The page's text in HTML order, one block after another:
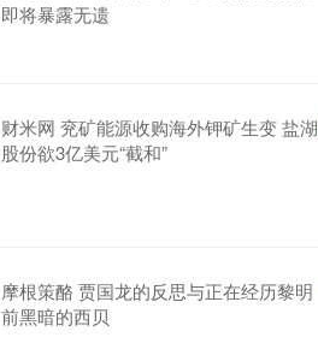
即将暴露无遗
财米网 兖矿能源收购海外钾矿生变 盐湖
股份欲3亿美元“截和”
摩根策酪 贾国龙的反思与正在经历黎明
前黑暗的西贝